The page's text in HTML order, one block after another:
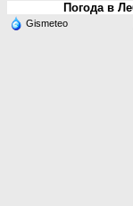
Погода в
Gismeteo